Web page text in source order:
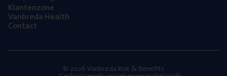
Klan­ten­zo­ne
Van­b­re­da Health
Con­tact
© 2026 Vanbreda Risk & Benefits